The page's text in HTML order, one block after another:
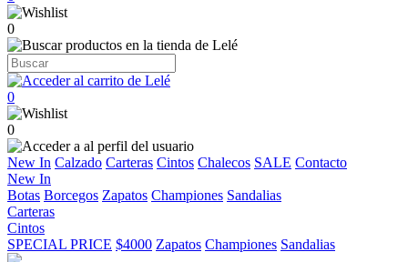
0
0
0
New In Calzado Carteras Cintos Chalecos SALE Contacto
New In
Botas Borcegos Zapatos Championes Sandalias
Carteras
Cintos
SPECIAL PRICE $4000 Zapatos Championes Sandalias